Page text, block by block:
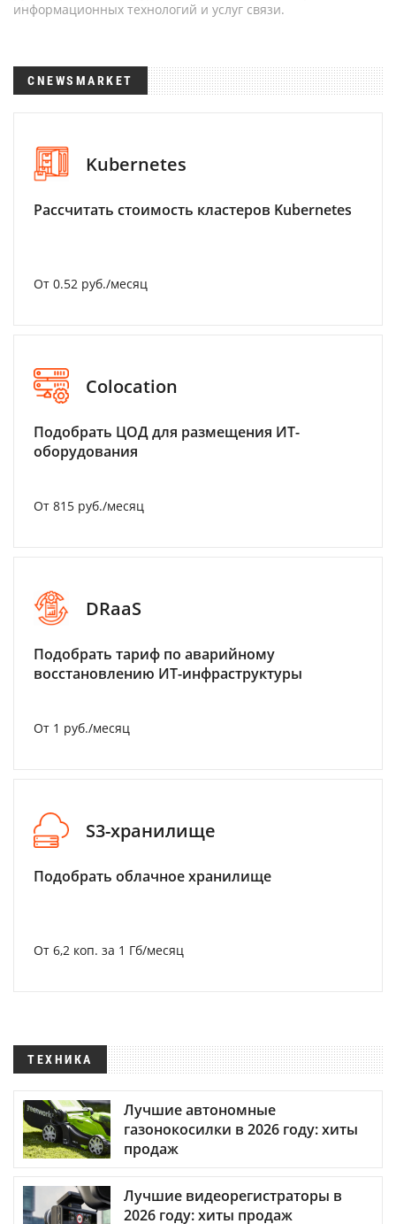
информационных технологий и услуг связи.
CNEWSMARKET
Kubernetes
Рассчитать стоимость кластеров Kubernetes
От 0.52 руб./месяц
Colocation
Подобрать ЦОД для размещения ИТ-
оборудования
От 815 руб./месяц
DRaaS
Подобрать тариф по аварийному
восстановлению ИТ-инфраструктуры
От 1 руб./месяц
S3-хранилище
Подобрать облачное хранилище
От 6,2 коп. за 1 Гб/месяц
ТЕХНИКА
Лучшие автономные
газонокосилки в 2026 году: хиты
продаж
Лучшие видеорегистраторы в
2026 году: хиты продаж